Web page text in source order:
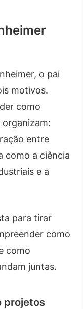
o pai
motivos.
como
entre
como a ciência
e a
para tirar
como
como
juntas.
projetos